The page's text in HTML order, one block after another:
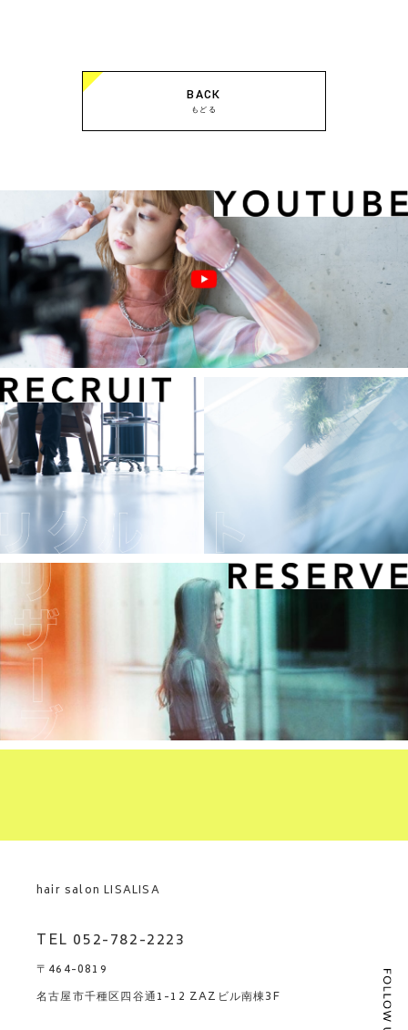
BACK
もどる
hair salon LISALISA
TEL 052-782-2223
〒464-0819
名古屋市千種区四谷通1-12 ZAZビル南棟3F